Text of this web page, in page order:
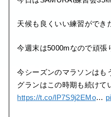
天候も良くいい練習ができ
今週末は5000mなので頑張
今シーズンのマラソンはも
グランはこの時期も続けて
https://t.co/lP7S9j2EMo…